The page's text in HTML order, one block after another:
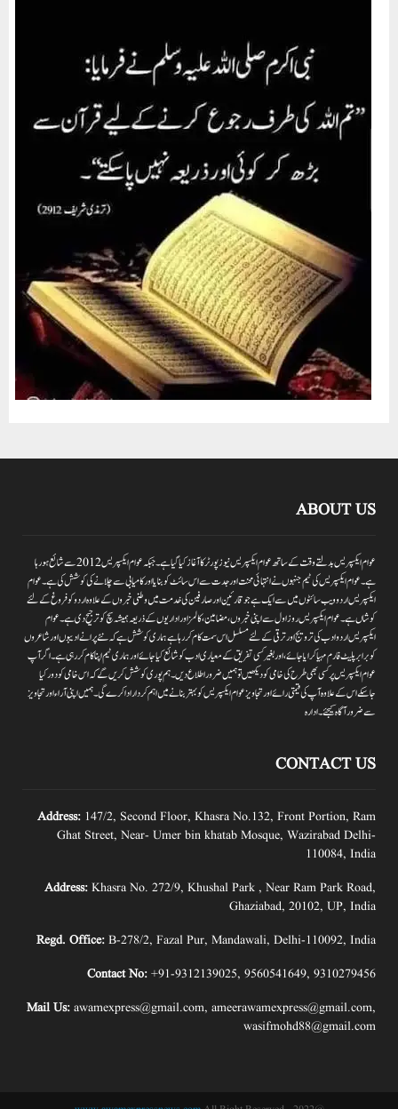
ABOUT US
عوام ایکسپریس بدلتے وقت کے ساتھ عوام ایکسپریس نیوز پورٹر کا آغاز کیا گیا ہے۔جبکہ عوام ایکسپریس 2012سے شائع ہورہا
ہے۔ عوام ایکسپریس کی ٹیم جنہوں نے انتہائی محنت اور جدت سے اس سائٹ کو بنایا اور کامیابی سے چلانے کی کوشش کی ہے۔عوام
ایکسپریس اردو ویب سائٹوں میں سے ایک ہے جو قارئین اور صارفین کی خدمت میں وطنی خبروں کے علاوہ اردو کو فروغ کے لئے
کوشاں ہے۔عوام ایکسپریس روز اول سے اپنی خبروں ،مضامین ،کالمز اور اداریوں کے ذریعہ ہمیشہ سچ کو ترجیح دی ہے۔عوام
ایکسپریس اردو ادب کی ترویج اور ترقی کے لئے مسلسل اس سمت کام کر رہا ہے ہماری کوشش ہے کہ نئے پرانے ادیبوں اور شاعروں
کو برابر پلیٹ فارم مہیا کرایا جائے،اور بغیر کسی تفریق کے معیاری ادب کو شائع کیا جائے اور ہماری ٹیم اپنا کام کر رہی ہے۔اگر آپ
عوام ایکسپریس پر کسی بھی طرح کی خامی کو دیکھیں تو ہمیں ضرور اطلاع دیں۔ہم پوری کوشش کریں گے کہ اس خامی کو دور کیا
جاسکے اس کے علاوہ آپ کی قیمتی رائے اور تجاویز عوام ایکسپریس کو بہتر بنانے میں اہم کردار اداکرے گی۔ہمیں اپنی آراءاور تجاویز
سے ضرور آگاہ کیجئے۔ ادارہ
CONTACT US
Address: 147/2, Second Floor, Khasra No.132, Front Portion, Ram
Ghat Street, Near- Umer bin khatab Mosque, Wazirabad Delhi-
110084, India
Address: Khasra No. 272/9, Khushal Park , Near Ram Park Road,
Ghaziabad, 20102, UP, India
Regd. Office: B-278/2, Fazal Pur, Mandawali, Delhi-110092, India
Contact No: +91-9312139025, 9560541649, 9310279456
Mail Us: awamexpress@gmail.com, ameerawamexpress@gmail.com,
wasifmohd88@gmail.com